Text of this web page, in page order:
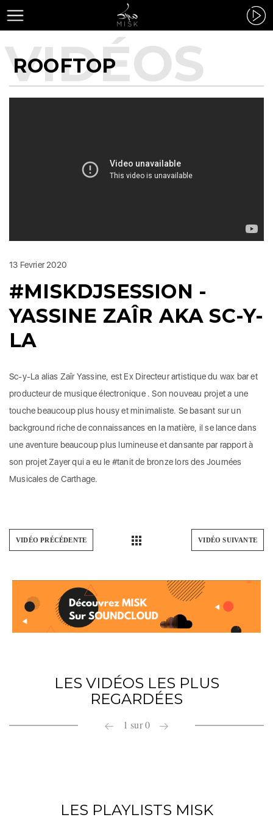
ROOFTOP
13 Fevrier 2020
#MISKDJSESSION -
YASSINE ZAÎR AKA SC-Y-
LA
Sc-y-La alias Zaîr Yassine, est Ex Directeur artistique du wax bar et
producteur de musique électronique . Son nouveau projet a une
touche beaucoup plus housy et minimaliste. Se basant sur un
background riche de connaissances en la matière, il se lance dans
une aventure beaucoup plus lumineuse et dansante par rapport à
son projet Zayer qui a eu le #tanit de bronze lors des Journées
Musicales de Carthage.
VIDÉO PRÉCÉDENTE VIDÉO SUIVANTE
LES VIDÉOS LES PLUS
REGARDÉES
1 sur0
LES PLAYLISTS MISK